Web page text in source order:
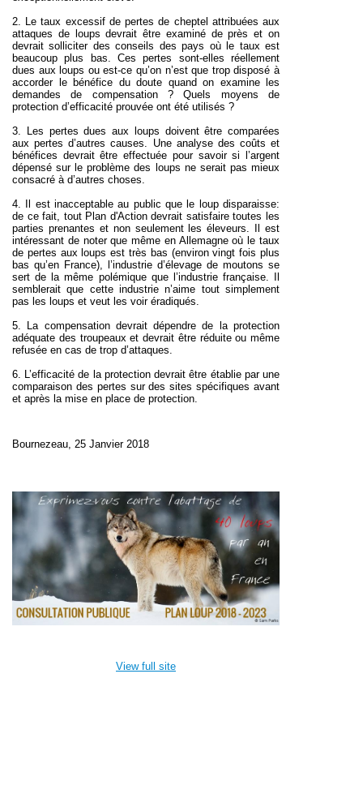
2. Le taux excessif de pertes de cheptel attribuées aux
attaques de loups devrait être examiné de près et on
devrait solliciter des conseils des pays où le taux est
beaucoup plus bas. Ces pertes sont-elles réellement
dues aux loups ou est-ce qu’on n’est que trop disposé à
accorder le bénéfice du doute quand on examine les
demandes de compensation ? Quels moyens de
protection d’efficacité prouvée ont été utilisés ?
3. Les pertes dues aux loups doivent être comparées
aux pertes d’autres causes. Une analyse des coûts et
bénéfices devrait être effectuée pour savoir si l’argent
dépensé sur le problème des loups ne serait pas mieux
consacré à d’autres choses.
4. Il est inacceptable au public que le loup disparaisse:
de ce fait, tout Plan d'Action devrait satisfaire toutes les
parties prenantes et non seulement les éleveurs. Il est
intéressant de noter que même en Allemagne où le taux
de pertes aux loups est très bas (environ vingt fois plus
bas qu’en France), l’industrie d’élevage de moutons se
sert de la même polémique que l’industrie française. Il
semblerait que cette industrie n’aime tout simplement
pas les loups et veut les voir éradiqués.
5. La compensation devrait dépendre de la protection
adéquate des troupeaux et devrait être réduite ou même
refusée en cas de trop d’attaques.
6. L’efficacité de la protection devrait être établie par une
comparaison des pertes sur des sites spécifiques avant
et après la mise en place de protection.
Bournezeau, 25 Janvier 2018
View full site